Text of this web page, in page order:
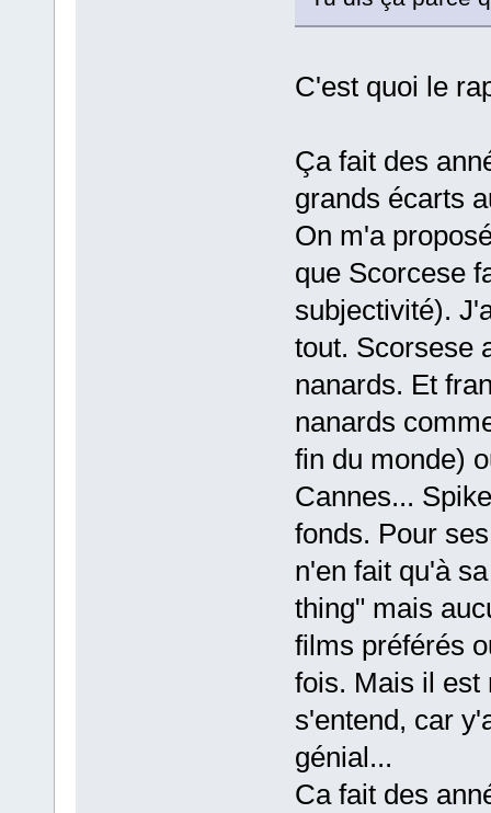
C'est quoi le
Ça fait des
grands écarts
On m'a
que Scorcese
subjectivité).
tout. Scorsese
nanards. Et
nanards
fin du monde)
Cannes...
fonds. Pour
n'en fait qu'à
thing" mais
films préférés
fois. Mais il est
s'entend, car
génial...
Ca fait des